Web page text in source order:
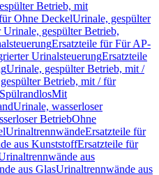
Betrieb, mit
Ohne DeckelUrinale, gespülter
Urinale, gespülter Betrieb,
Ersatzteile für Für AP-
UrinalsteuerungErsatzteile
Urinale, gespülter Betrieb, mit /
Betrieb, mit / für
Mit
Urinale, wasserloser
BetriebOhne
UrinaltrennwändeErsatzteile für
aus KunststoffErsatzteile für
aus
aus GlasUrinaltrennwände aus